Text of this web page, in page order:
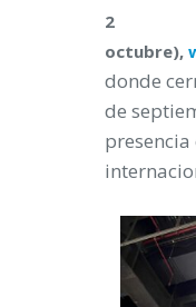
2
octubre),
donde
de
presencia